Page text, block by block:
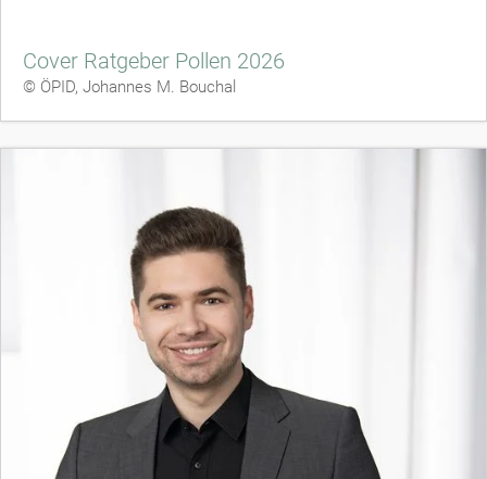
Cover Ratgeber Pollen 2026
© ÖPID, Johannes M. Bouchal